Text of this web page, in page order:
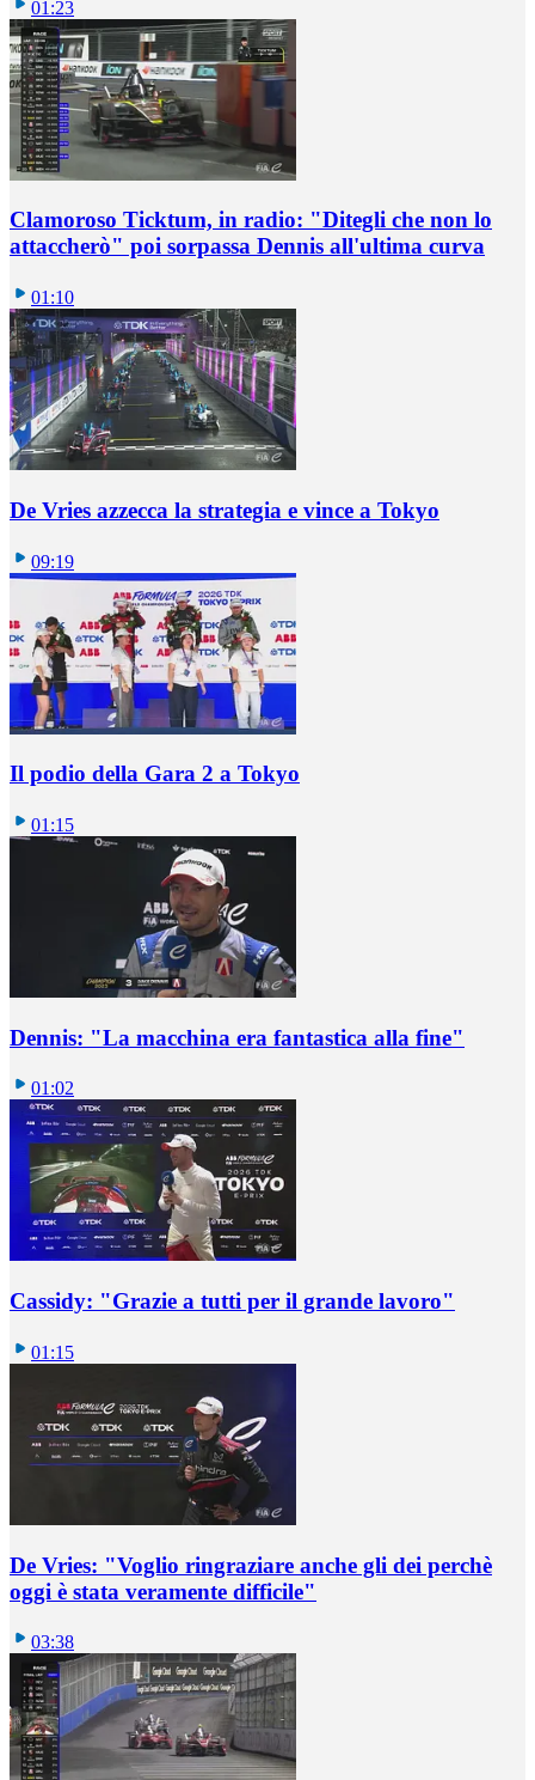
01:23
Clamoroso Ticktum, in radio: "Ditegli che non lo
attaccherò" poi sorpassa Dennis all'ultima curva
01:10
De Vries azzecca la strategia e vince a Tokyo
09:19
Il podio della Gara 2 a Tokyo
01:15
Dennis: "La macchina era fantastica alla fine"
01:02
Cassidy: "Grazie a tutti per il grande lavoro"
01:15
De Vries: "Voglio ringraziare anche gli dei perchè
oggi è stata veramente difficile"
03:38